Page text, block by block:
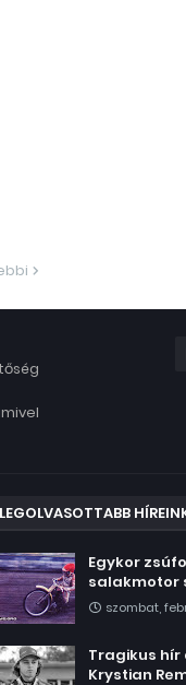
LEGOLVASOTTABB
Egykor
salakmotor
szombat,
Tragikus hír
Krystian